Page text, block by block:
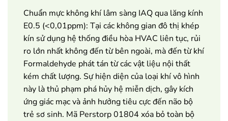
Chuẩn mực không khí lâm sàng IAQ qua lăng kính
E0.5 (<0,01ppm): Tại các không gian đô thị khép
kín sử dụng hệ thống điều hòa HVAC liên tục, rủi
ro lớn nhất không đến từ bên ngoài, mà đến từ khí
Formaldehyde phát tán từ các vật liệu nội thất
kém chất lượng. Sự hiện diện của loại khí vô hình
này là thủ phạm phá hủy hệ miễn dịch, gây kích
ứng giác mạc và ảnh hưởng tiêu cực đến não bộ
trẻ sơ sinh. Mã Perstorp 01804 xóa bỏ toàn bộ